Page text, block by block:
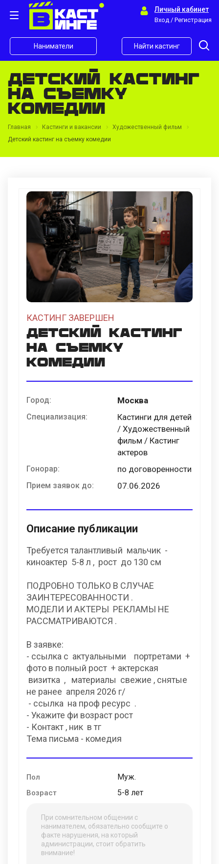
Личный кабинет
Вход / Регистрация
Наниматели Найти кастинг
Детский кастинг
на съемку
комедии
Главная Кастинги и вакансии
Художественный фильм
Детский кастинг на съемку комедии
КАСТИНГ ЗАВЕРШЕН
Детский кастинг
на съемку
комедии
Город: Москва
Специализация:
Кастинги для детей
/ Художественный
фильм / Кастинг
актеров
Гонорар: по договоренности
Прием заявок до: 07.06.2026
Описание публикации
Требуется талантливый мальчик -
киноактер 5-8 л , рост до 130 см
ПОДРОБНО ТОЛЬКО В СЛУЧАЕ
ЗАИНТЕРЕСОВАННОСТИ .
МОДЕЛИ И АКТЕРЫ РЕКЛАМЫ НЕ
РАССМАТРИВАЮТСЯ .
В заявке:
- ссылка с актуальными портретами +
фото в полный рост + актерская
визитка , материалы свежие , снятые
не ранее апреля 2026 г/
- ссылка на проф ресурс .
- Укажите фи возраст рост
- Контакт , ник в тг
Тема письма - комедия
Пол Муж.
Возраст 5-8 лет
При сомнительном общении с
нанимателем, обязательно сообщите о
факте нарушения, на который
администрации, стоит обратить
внимание!